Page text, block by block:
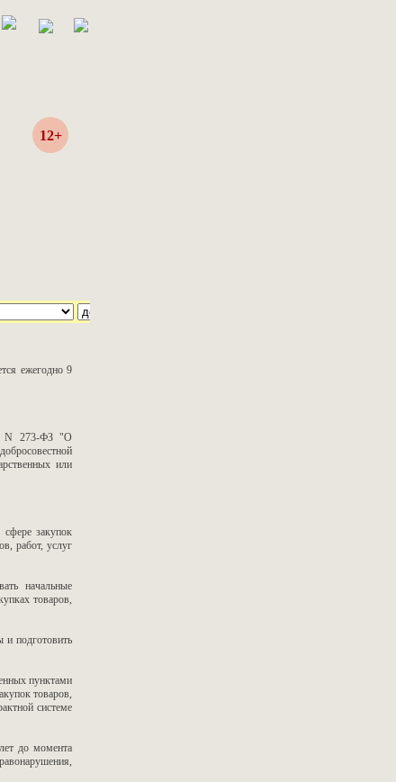
12+
ежегодно 9
N 273-ФЗ "О
или
закупок
работ, услуг
начальные
товаров,
и подготовить
пунктами
товаров,
системе
до момента